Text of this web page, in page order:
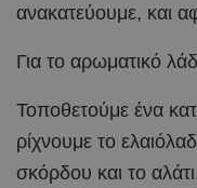
ανακατεύουμε, και
Για το αρωματικό
Τοποθετούμε ένα
ρίχνουμε το
σκόρδου και το